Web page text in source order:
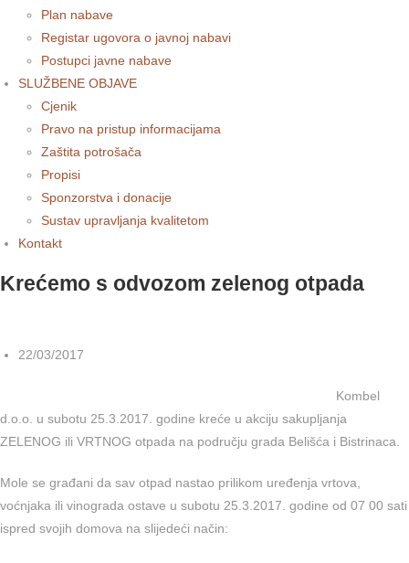
Plan nabave
Registar ugovora o javnoj nabavi
Postupci javne nabave
SLUŽBENE OBJAVE
Cjenik
Pravo na pristup informacijama
Zaštita potrošača
Propisi
Sponzorstva i donacije
Sustav upravljanja kvalitetom
Kontakt
Krećemo s odvozom zelenog otpada
22/03/2017
Kombel
d.o.o. u subotu 25.3.2017. godine kreće u akciju sakupljanja
ZELENOG ili VRTNOG otpada na području grada Belišća i Bistrinaca.
Mole se građani da sav otpad nastao prilikom uređenja vrtova,
voćnjaka ili vinograda ostave u subotu 25.3.2017. godine od 07 00 sati
ispred svojih domova na slijedeći način: